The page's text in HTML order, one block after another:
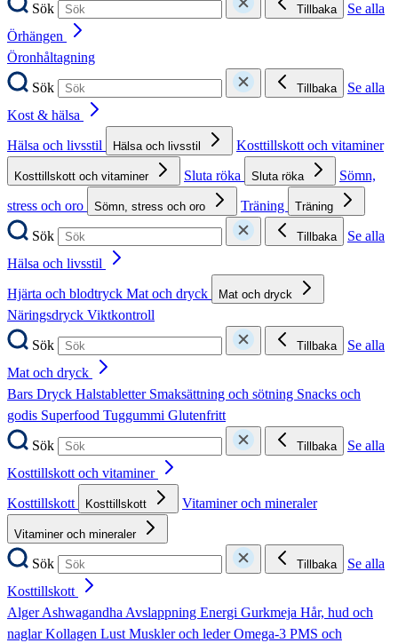
Sök
Tillbaka
Se alla
Örhängen
Öronhåltagning
Sök
Tillbaka
Se alla
Kost & hälsa
Hälsa och livsstil
Hälsa och livsstil Kosttillskott och vitaminer
Kosttillskott och vitaminer Sluta röka Sluta röka
Sömn,
stress och oro
Sömn, stress och oro Träning Träning
Sök Tillbaka
Se alla
Hälsa och livsstil
Hjärta och blodtryck Mat och dryck Mat och dryck
Näringsdryck Viktkontroll
Sök
Tillbaka
Se alla
Mat och dryck
Bars Dryck Halstabletter Smaksättning och sötning Snacks och
godis Superfood Tuggummi Glutenfritt
Sök
Tillbaka
Se alla
Kosttillskott och vitaminer
Kosttillskott
Kosttillskott Vitaminer och mineraler
Vitaminer och mineraler
Sök Tillbaka
Se alla
Kosttillskott
AlgerAshwagandhaAvslappning Energi Gurkmeja Hår, hud och
naglarKollagen LustMuskler och lederOmega-3 PMS och